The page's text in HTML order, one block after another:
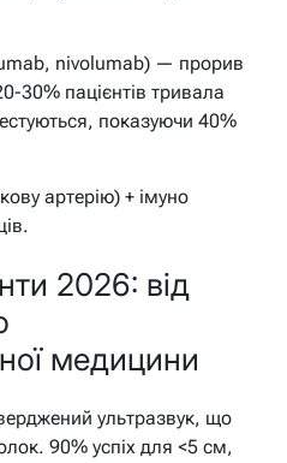
nivolumab) — прорив
30% пацієнтів тривала
показуючи 40%
артерію) + імуно
2026: від
медицини
ультразвук, що
90% успіх для <5 см,